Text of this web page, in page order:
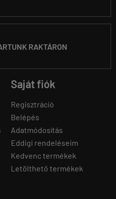
RAKTÁRON
Saját fiók
Regisztráció
Belépés
Adatmódosítás
Eddigi rendeléseim
Kedvenc termékek
Letölthető termékek